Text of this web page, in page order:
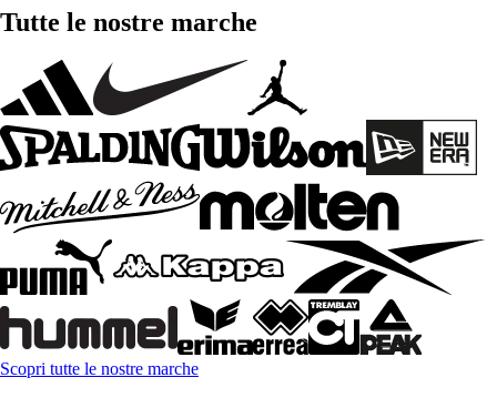
Tutte le nostre marche
Scopri tutte le nostre marche